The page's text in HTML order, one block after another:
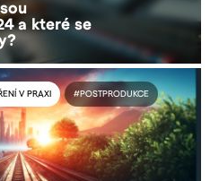
a které se
V PRAXI #POSTPRODUKCE